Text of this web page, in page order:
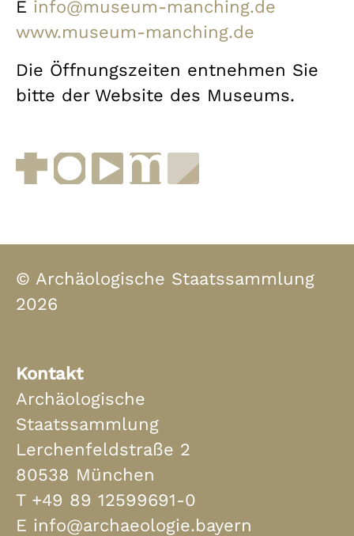
E info@museum-manching.de
www.museum-manching.de
Die Öffnungszeiten entnehmen Sie
bitte der Website des Museums.
Facebook
Instagram
YouTubemuenchen.de
Museen in Bayern
© Archäologische Staatssammlung
2026
Kontakt
Archäologische
Staatssammlung
Lerchenfeldstraße 2
80538 München
T +49 89 12599691-0
E info@archaeologie.bayern